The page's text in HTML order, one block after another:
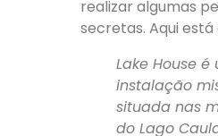
realizar algumas
secretas. Aqui
Lake House é
instalação
situada nas
do Lago